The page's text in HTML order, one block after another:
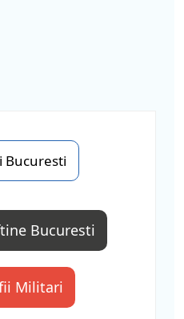
Bucuresti
Bucuresti
Militari